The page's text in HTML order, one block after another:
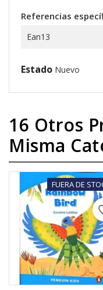
Referencias
Ean13
Estado Nuevo
16 Otros
Misma
FUERA DE